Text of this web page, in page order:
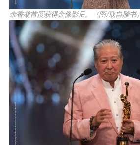
余香凝首度获得金像影后。（图/取自脸书）